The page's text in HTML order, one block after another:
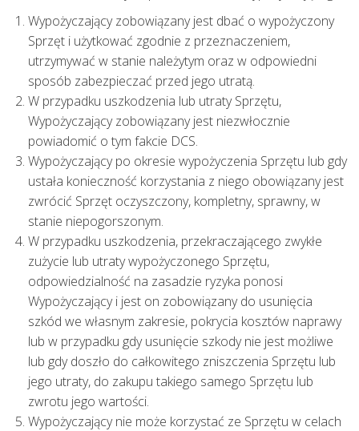
Wypożyczający zobowiązany jest dbać o wypożyczony
Sprzęt i użytkować zgodnie z przeznaczeniem,
utrzymywać w stanie należytym oraz w odpowiedni
sposób zabezpieczać przed jego utratą.
W przypadku uszkodzenia lub utraty Sprzętu,
Wypożyczający zobowiązany jest niezwłocznie
powiadomić o tym fakcie DCS.
Wypożyczający po okresie wypożyczenia Sprzętu lub gdy
ustała konieczność korzystania z niego obowiązany jest
zwrócić Sprzęt oczyszczony, kompletny, sprawny, w
stanie niepogorszonym.
W przypadku uszkodzenia, przekraczającego zwykłe
zużycie lub utraty wypożyczonego Sprzętu,
odpowiedzialność na zasadzie ryzyka ponosi
Wypożyczający i jest on zobowiązany do usunięcia
szkód we własnym zakresie, pokrycia kosztów naprawy
lub w przypadku gdy usunięcie szkody nie jest możliwe
lub gdy doszło do całkowitego zniszczenia Sprzętu lub
jego utraty, do zakupu takiego samego Sprzętu lub
zwrotu jego wartości.
Wypożyczający nie może korzystać ze Sprzętu w celach